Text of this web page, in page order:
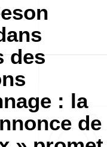
des
: la
de